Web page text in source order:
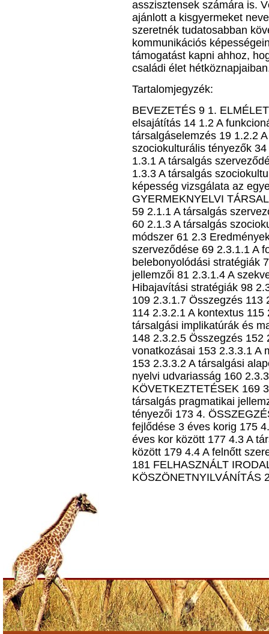
asszisztensek számára is.
ajánlott a kisgyermeket
szeretnék tudatosabban
kommunikációs
támogatást kapni ahhoz,
családi élet
Tartalomjegyzék:
BEVEZETÉS 9 1.
elsajátítás 14 1.2 A
társalgáselemzés 19 1.2.2
szociokulturális tényezők
1.3.1 A társalgás
1.3.3 A társalgás
képesség vizsgálata az
GYERMEKNYELVI
59 2.1.1 A társalgás
60 2.1.3 A társalgás
módszer 61 2.3
szerveződése 69 2.3.1.1 A
belebonyolódási stratégiák
jellemzői 81 2.3.1.4 A
Hibajavítási stratégiák 98
109 2.3.1.7 Összegzés 113
114 2.3.2.1 A kontextus
társalgási implikatúrák és
148 2.3.2.5 Összegzés 152
vonatkozásai 153 2.3.3.1 A
153 2.3.3.2 A társalgási
nyelvi udvariasság 160
KÖVETKEZTETÉSEK 169
társalgás pragmatikai
tényezői 173 4.
fejlődése 3 éves korig 175
éves kor között 177 4.3 A
között 179 4.4 A felnőtt
181 FELHASZNÁLT
KÖSZÖNETNYILVÁNÍTÁS